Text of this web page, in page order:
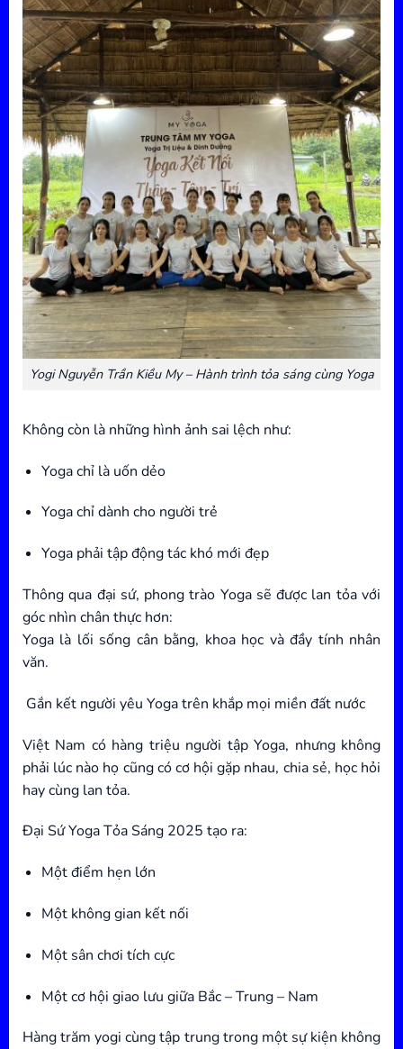
Yogi Nguyễn Trần Kiều My – Hành trình tỏa sáng cùng Yoga
Không còn là những hình ảnh sai lệch như:
Yoga chỉ là uốn dẻo
Yoga chỉ dành cho người trẻ
Yoga phải tập động tác khó mới đẹp
Thông qua đại sứ, phong trào Yoga sẽ được lan tỏa với
góc nhìn chân thực hơn:
Yoga là lối sống cân bằng, khoa học và đầy tính nhân
văn.
Gắn kết người yêu Yoga trên khắp mọi miền đất nước
Việt Nam có hàng triệu người tập Yoga, nhưng không
phải lúc nào họ cũng có cơ hội gặp nhau, chia sẻ, học hỏi
hay cùng lan tỏa.
Đại Sứ Yoga Tỏa Sáng 2025 tạo ra:
Một điểm hẹn lớn
Một không gian kết nối
Một sân chơi tích cực
Một cơ hội giao lưu giữa Bắc – Trung – Nam
Hàng trăm yogi cùng tập trung trong một sự kiện không